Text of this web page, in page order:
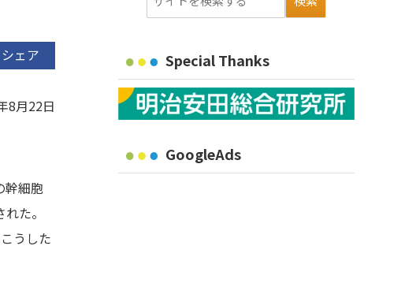
シェア
8月22日
幹細胞
た。
うした
Special Thanks
GoogleAds